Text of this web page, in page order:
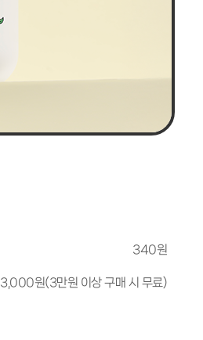
340원
3,000원(3만원 이상 구매 시 무료)